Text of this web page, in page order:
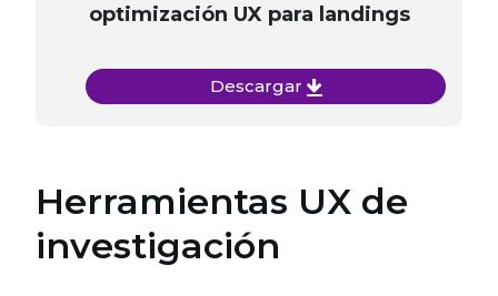
optimización UX para landings
Descargar
Herramientas UX de
investigación